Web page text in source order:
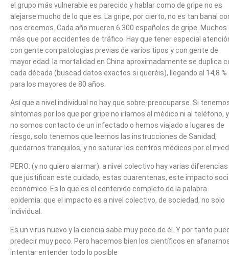
el grupo más vulnerable es parecido y hablar como de gripe no es
alejarse mucho de lo que es. La gripe, por cierto, no es tan banal
nos creemos. Cada año mueren 6.300 españoles de gripe. Muchos
más que por accidentes de tráfico. Hay que tener especial
con gente con patologías previas de varios tipos y con gente de
mayor edad: la mortalidad en China aproximadamente se duplica
cada década (buscad datos exactos si queréis), llegando al 14,8 %
para los mayores de 80 años.
Así que a nivel individual no hay que sobre-preocuparse. Si
síntomas por los que por gripe no iríamos al médico ni al teléfono,
no somos contacto de un infectado o hemos viajado a lugares de
riesgo, solo tenemos que leernos las instrucciones de Sanidad,
quedarnos tranquilos, y no saturar los centros médicos por el
PERO: (y no quiero alarmar): a nivel colectivo hay varias diferencias
que justifican este cuidado, estas cuarentenas, este impacto
económico. Es lo que es el contenido completo de la palabra
epidemia: que el impacto es a nivel colectivo, de sociedad, no solo
individual:
Es un virus nuevo y la ciencia sabe muy poco de él. Y por tanto
predecir muy poco. Pero hacemos bien los científicos en
intentar entender todo lo posible